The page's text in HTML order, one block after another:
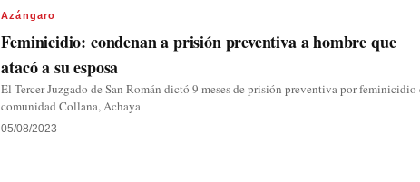
Azángaro
Feminicidio: condenan a prisión preventiva a hombre que
atacó a su esposa
El Tercer Juzgado de San Román dictó 9 meses de prisión preventiva por feminicidio
comunidad Collana, Achaya
05/08/2023